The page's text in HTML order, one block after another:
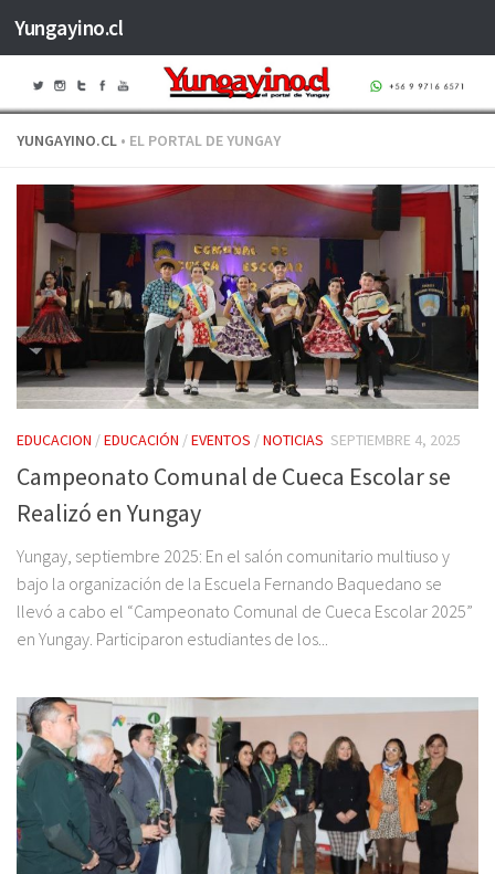
Saltar al contenido
Yungayino.cl
YUNGAYINO.CL • EL PORTAL DE YUNGAY
EDUCACION /EDUCACIÓN /EVENTOS /NOTICIAS SEPTIEMBRE 4, 2025
Campeonato Comunal de Cueca Escolar se
Realizó en Yungay
Yungay, septiembre 2025: En el salón comunitario multiuso y
bajo la organización de la Escuela Fernando Baquedano se
llevó a cabo el “Campeonato Comunal de Cueca Escolar 2025”
en Yungay. Participaron estudiantes de los...